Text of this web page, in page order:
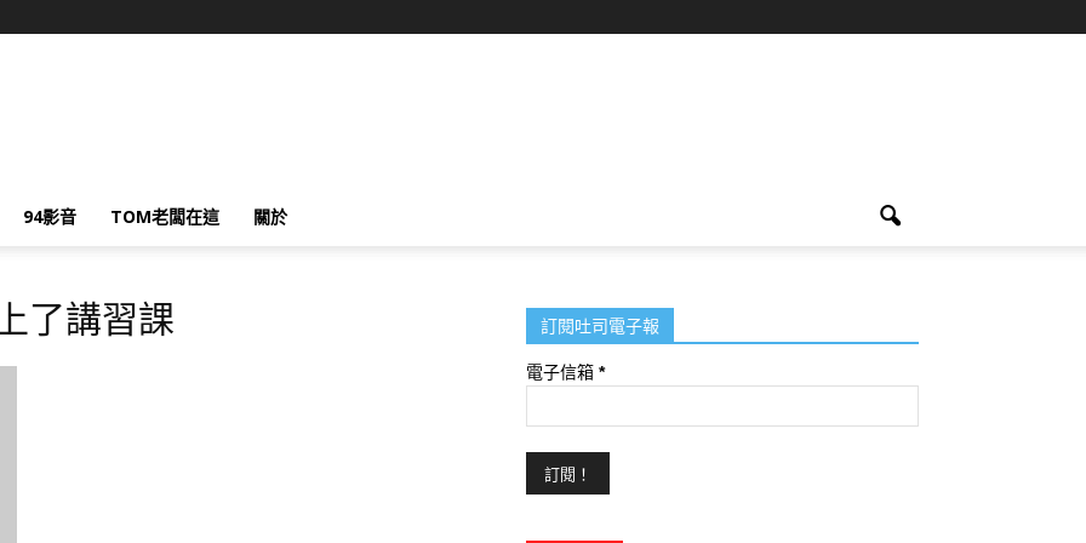
94影音 TOM老闆在這 關於
了講習課 訂閱吐司電子報
電子信箱 *